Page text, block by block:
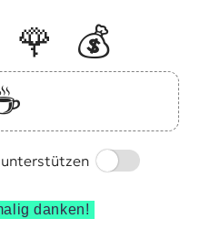
🌹
💰
Switch
danken!